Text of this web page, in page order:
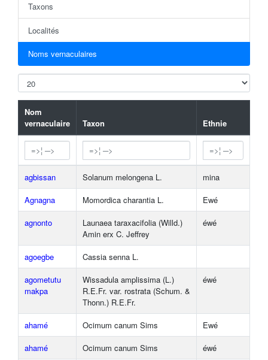
Taxons
Localités
Noms vernaculaires
Nom
vernaculaire
Taxon Ethnie
agbissan Solanum melongena L.
mina
Agnagna
Momordica charantia L.
Ewé
agnonto
Launaea taraxacifolia (Willd.)
Amin erx C. Jeffrey
éwé
agoegbe
Cassia senna L.
agometutu
makpa
Wissadula amplissima (L.)
R.E.Fr. var. rostrata (Schum. &
Thonn.) R.E.Fr.
éwé
ahamé Ocimum canum Sims
Ewé
ahamé
Ocimum canum Sims
éwé